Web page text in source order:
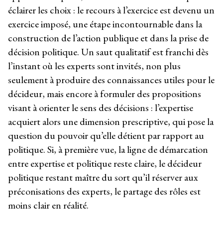
éclairer les choix : le recours à l’exercice est devenu un
exercice imposé, une étape incontournable dans la
construction de l’action publique et dans la prise de
décision politique. Un saut qualitatif est franchi dès
l’instant où les experts sont invités, non plus
seulement à produire des connaissances utiles pour le
décideur, mais encore à formuler des propositions
visant à orienter le sens des décisions : l’expertise
acquiert alors une dimension prescriptive, qui pose la
question du pouvoir qu’elle détient par rapport au
politique. Si, à première vue, la ligne de démarcation
entre expertise et politique reste claire, le décideur
politique restant maître du sort qu’il réserver aux
préconisations des experts, le partage des rôles est
moins clair en réalité.